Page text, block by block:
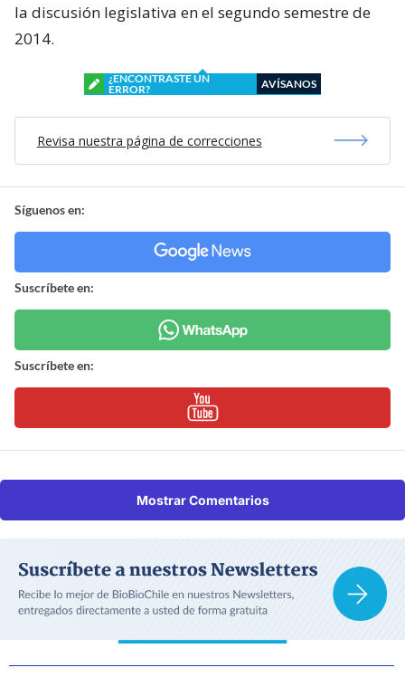
la discusión legislativa en el segundo semestre de
2014.
¿ENCONTRASTE UN
ERROR?
AVÍSANOS
Revisa nuestra página de correcciones
Síguenos en:
Suscríbete en:
Suscríbete en:
Mostrar Comentarios